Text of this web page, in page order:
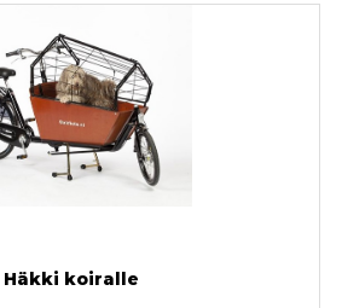
Häkki koiralle